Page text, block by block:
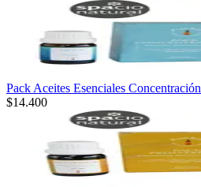
Pack Aceites Esenciales Concentración
$14.400